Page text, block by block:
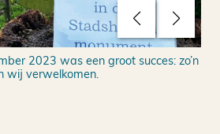
2023 was een groot succes: zo’n
wij verwelkomen.